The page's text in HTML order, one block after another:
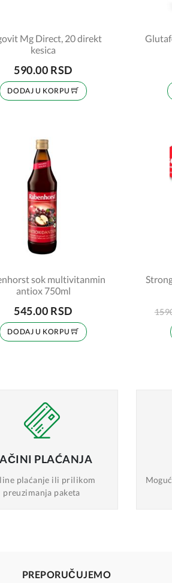
Mg Direct, 20 direkt
kesica
590.00 RSD
DODAJ U KORPU
sok multivitanmin
antiox 750ml
545.00 RSD
DODAJ U KORPU
PLAĆANJA
plaćanje ili prilikom
preuzimanja paketa
PREPORUČUJEMO